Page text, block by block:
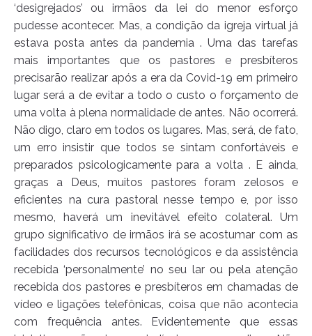
‘desigrejados’ ou irmãos da lei do menor esforço
pudesse acontecer. Mas, a condição da igreja virtual já
estava posta antes da pandemia . Uma das tarefas
mais importantes que os pastores e presbíteros
precisarão realizar após a era da Covid-19 em primeiro
lugar será a de evitar a todo o custo o forçamento de
uma volta à plena normalidade de antes. Não ocorrerá.
Não digo, claro em todos os lugares. Mas, será, de fato,
um erro insistir que todos se sintam confortáveis e
preparados psicologicamente para a volta . E ainda,
graças a Deus, muitos pastores foram zelosos e
eficientes na cura pastoral nesse tempo e, por isso
mesmo, haverá um inevitável efeito colateral. Um
grupo significativo de irmãos irá se acostumar com as
facilidades dos recursos tecnológicos e da assistência
recebida ‘personalmente’ no seu lar ou pela atenção
recebida dos pastores e presbíteros em chamadas de
vídeo e ligações telefônicas, coisa que não acontecia
com frequência antes. Evidentemente que essas